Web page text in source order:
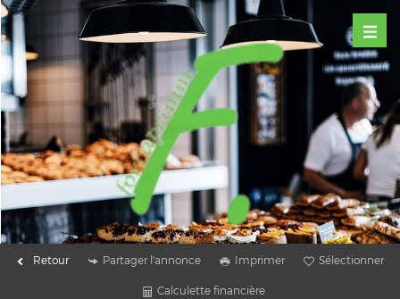
Retour Partager l'annonce Imprimer Sélectionner
Calculette financière